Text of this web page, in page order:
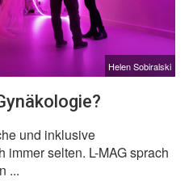
Helen Sobiralski
und inklusive
selten. L-MAG sprach
...